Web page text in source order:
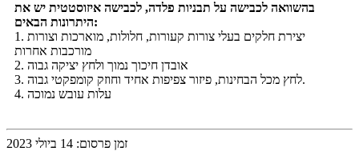
בהשוואה לכבישה על תבניות פלדה, לכבישה איזוסטטית יש את
היתרונות הבאים:
1. יצירת חלקים בעלי צורות קעורות, חלולות, מוארכות וצורות
מורכבות אחרות
2. אובדן חיכוך נמוך ולחץ יציקה גבוה
3. לחץ מכל הבחינות, פיזור צפיפות אחיד וחוזק קומפקטי גבוה.
4. עלות עובש נמוכה
זמן פרסום: 14 ביולי 2023